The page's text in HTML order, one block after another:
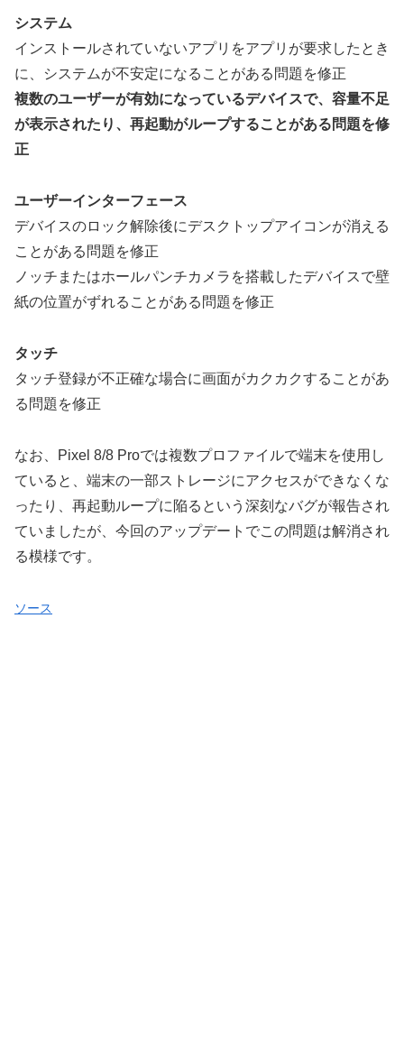
システム
インストールされていないアプリをアプリが要求したとき
に、システムが不安定になることがある問題を修正
複数のユーザーが有効になっているデバイスで、容量不足
が表示されたり、再起動がループすることがある問題を修
正
ユーザーインターフェース
デバイスのロック解除後にデスクトップアイコンが消える
ことがある問題を修正
ノッチまたはホールパンチカメラを搭載したデバイスで壁
紙の位置がずれることがある問題を修正
タッチ
タッチ登録が不正確な場合に画面がカクカクすることがあ
る問題を修正
なお、Pixel 8/8 Proでは複数プロファイルで端末を使用し
ていると、端末の一部ストレージにアクセスができなくな
ったり、再起動ループに陥るという深刻なバグが報告され
ていましたが、今回のアップデートでこの問題は解消され
る模様です。
ソース